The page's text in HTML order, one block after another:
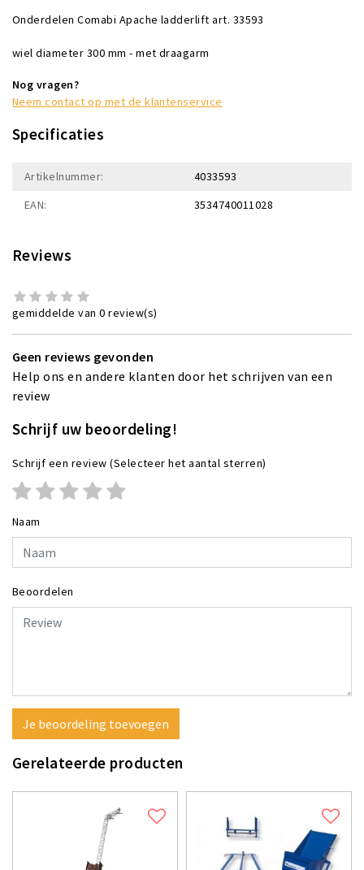
Onderdelen Comabi Apache ladderlift art. 33593
wiel diameter 300 mm - met draagarm
Nog vragen?
Neem contact op met de klantenservice
Specificaties
Artikelnummer:
4033593
EAN:
3534740011028
Reviews
gemiddelde van 0 review(s)
Geen reviews gevonden
Help ons en andere klanten door het schrijven van een
review
Schrijf uw beoordeling!
Schrijf een review (Selecteer het aantal sterren)
Naam
Beoordelen
Je beoordeling toevoegen
Gerelateerde producten